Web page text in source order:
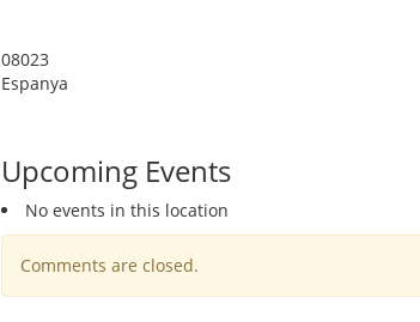
08023
Espanya
Upcoming Events
No events in this location
Comments are closed.